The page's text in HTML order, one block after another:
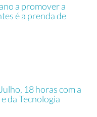
a promover a
é a prenda de
18 horas com a
da Tecnologia